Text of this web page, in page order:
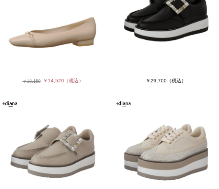
￥18,150 ￥14,520（税込） ￥29,700 （税込）